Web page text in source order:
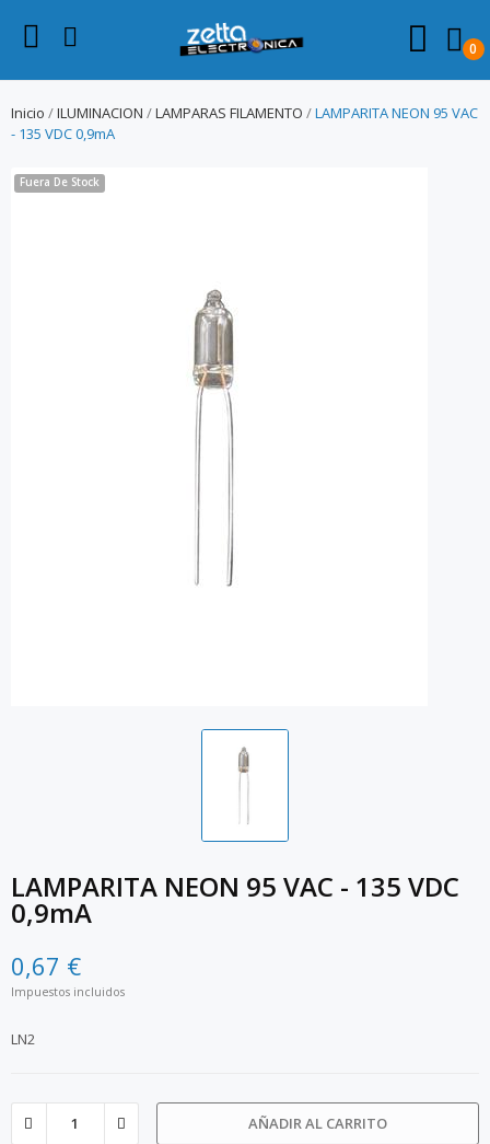
0
Inicio ILUMINACION LAMPARAS FILAMENTO
LAMPARITA NEON 95 VAC
- 135 VDC 0,9mA
Fuera De Stock
LAMPARITA NEON 95 VAC - 135 VDC
0,9mA
0,67 €
Impuestos incluidos
LN2
AÑADIR AL CARRITO